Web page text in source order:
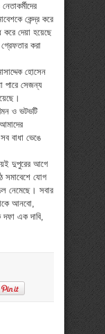
কেন্দ্র করে
দেয়া হয়েছে
করা
হোসেন
পারে সেজন্য
ও ভটভটি
বাধা ভেঙে
দুপুরের আগে
সমাবেশে যোগ
নেমেছে। সবার
আনবো,
দফা এক দাবি,